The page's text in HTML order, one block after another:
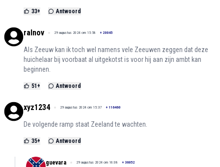
33+ Antwoord
ralnov 29 augustus 2024 om 15:58 + 20045
Als Zeeuw kan ik toch wel namens vele Zeeuwen zeggen dat deze
huichelaar bij voorbaat al uitgekotst is voor hij aan zijn ambt kan
beginnen.
51 + Antwoord
xyz1234 29 augustus 2024 om 15:37 + 116460
De volgende ramp staat Zeeland te wachten.
35+ Antwoord
guevara 29 augustus 2024 om 16:08 + 36052